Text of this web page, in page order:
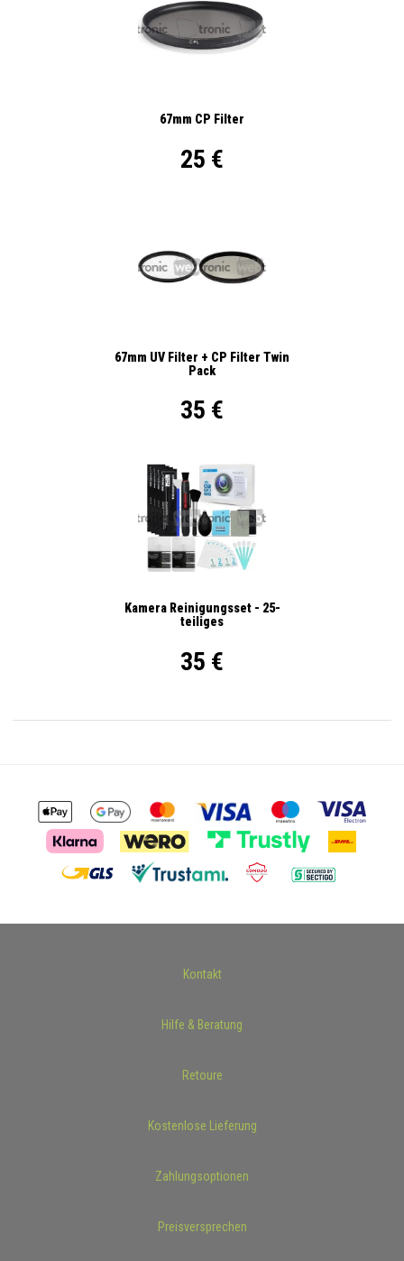
67mm CP Filter
25 €
67mm UV Filter + CP Filter Twin
Pack
35 €
Kamera Reinigungsset - 25-
teiliges
35 €
Kontakt
Hilfe & Beratung
Retoure
Kostenlose Lieferung
Zahlungsoptionen
Preisversprechen